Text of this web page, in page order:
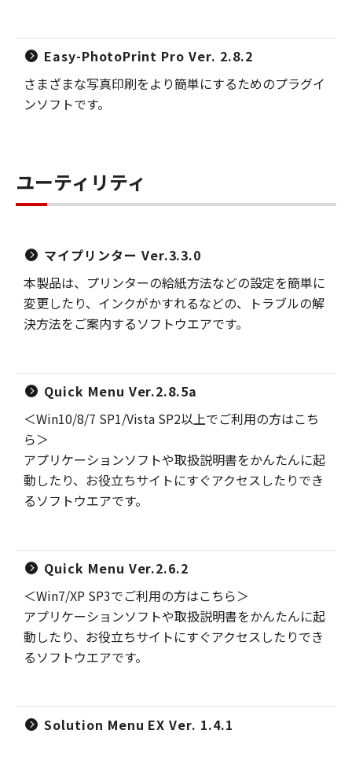
Easy-PhotoPrint Pro Ver. 2.8.2
さまざまな写真印刷をより簡単にするためのプラグイ
ンソフトです。
ユーティリティ
マイプリンター Ver.3.3.0
本製品は、プリンターの給紙方法などの設定を簡単に
変更したり、インクがかすれるなどの、トラブルの解
決方法をご案内するソフトウエアです。
Quick Menu Ver.2.8.5a
＜Win10/8/7 SP1/Vista SP2以上でご利用の方はこち
ら＞
アプリケーションソフトや取扱説明書をかんたんに起
動したり、お役立ちサイトにすぐアクセスしたりでき
るソフトウエアです。
Quick Menu Ver.2.6.2
＜Win7/XP SP3でご利用の方はこちら＞
アプリケーションソフトや取扱説明書をかんたんに起
動したり、お役立ちサイトにすぐアクセスしたりでき
るソフトウエアです。
Solution Menu EX Ver. 1.4.1